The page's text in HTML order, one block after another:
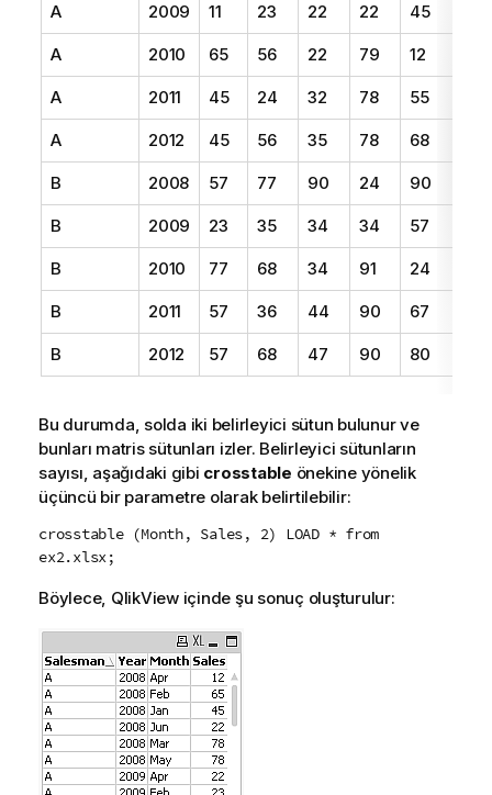
A 2009 11 23 22 22 45
A 2010 65 56 22 79 12
A 2011 45 24 32 78 55
A 2012 45 56 35 78 68
B 2008 57 77 90 24 90
B 2009 23 35 34 34 57
B 2010 77 68 34 91 24
B 2011 57 36 44 90 67
B 2012 57 68 47 90 80
Bu durumda, solda iki belirleyici sütun bulunur ve
bunları matris sütunları izler. Belirleyici sütunların
sayısı, aşağıdaki gibi crosstable önekine yönelik
üçüncü bir parametre olarak belirtilebilir:
crosstable (Month, Sales, 2) LOAD * from
ex2.xlsx;
Böylece, QlikViewiçinde şu sonuç oluşturulur: